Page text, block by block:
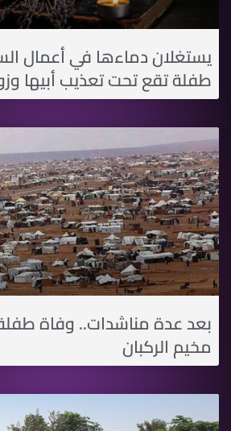
يستغلان دماءها في أعمال
طفلة تقع تحت تعذيب أبيها
بعد عدة مناشدات.. وفاة
مخيم الركبان